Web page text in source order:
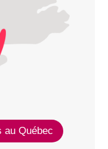
au Québec